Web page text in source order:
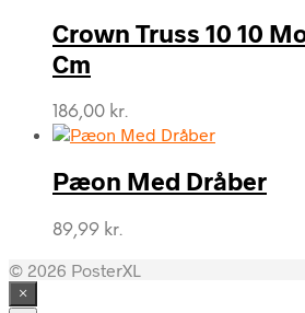
Crown Truss 10 10
Cm
186,00 kr.
Pæon Med Dråber
89,99 kr.
© 2026 PosterXL
×